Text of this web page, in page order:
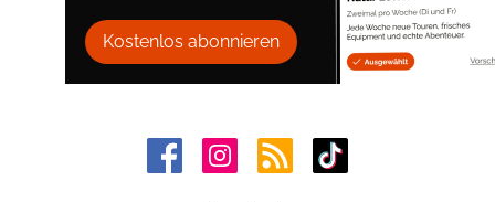
Kostenlos abonnieren